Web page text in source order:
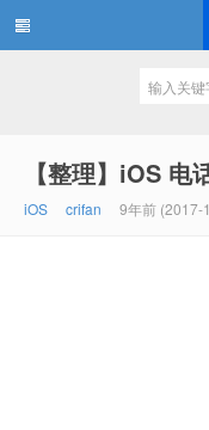
【整理】iOS
iOS crifan 9年前 (2017-